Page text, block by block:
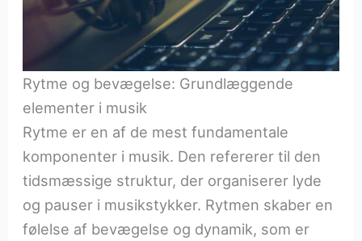
Rytme og bevægelse: Grundlæggende
elementer i musik
Rytme er en af de mest fundamentale
komponenter i musik. Den refererer til den
tidsmæssige struktur, der organiserer lyde
og pauser i musikstykker. Rytmen skaber en
følelse af bevægelse og dynamik, som er